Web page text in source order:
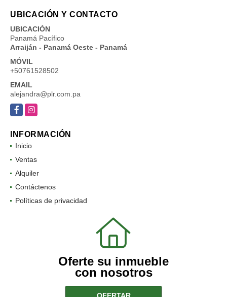
UBICACIÓN Y CONTACTO
UBICACIÓN
Panamá Pacífico
Arraiján - Panamá Oeste - Panamá
MÓVIL
+50761528502
EMAIL
alejandra@plr.com.pa
FacebookInstagram
INFORMACIÓN
Inicio
Ventas
Alquiler
Contáctenos
Políticas de privacidad
Oferte su inmueble
con nosotros